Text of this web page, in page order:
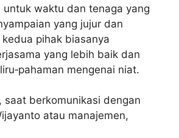
untuk waktu dan tenaga yang
yang jujur dan
pihak biasanya
yang lebih baik dan
mengenai niat.
saat berkomunikasi dengan
atau manajemen,